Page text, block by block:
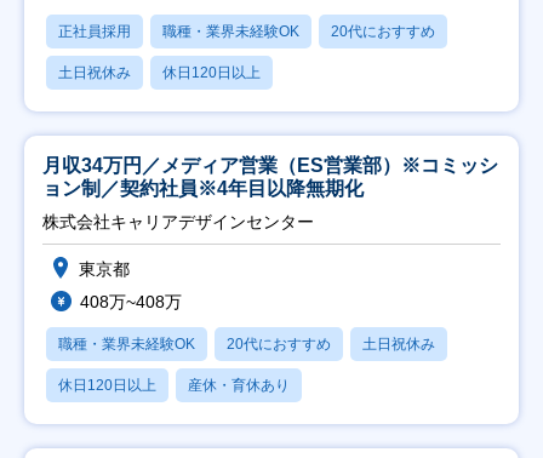
正社員採用 職種・業界未経験OK 20代におすすめ
土日祝休み 休日120日以上
月収34万円／メディア営業（ES営業部）※コミッシ
ョン制／契約社員※4年目以降無期化
株式会社キャリアデザインセンター
東京都
408万~408万
職種・業界未経験OK 20代におすすめ 土日祝休み
休日120日以上 産休・育休あり